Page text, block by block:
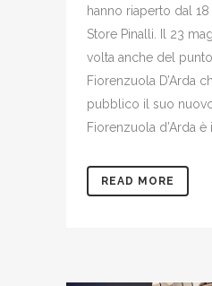
hanno riaperto dal
Store Pinalli. Il 23
volta anche del
Fiorenzuola D’Arda
pubblico il suo
Fiorenzuola d’Arda è
READ MORE